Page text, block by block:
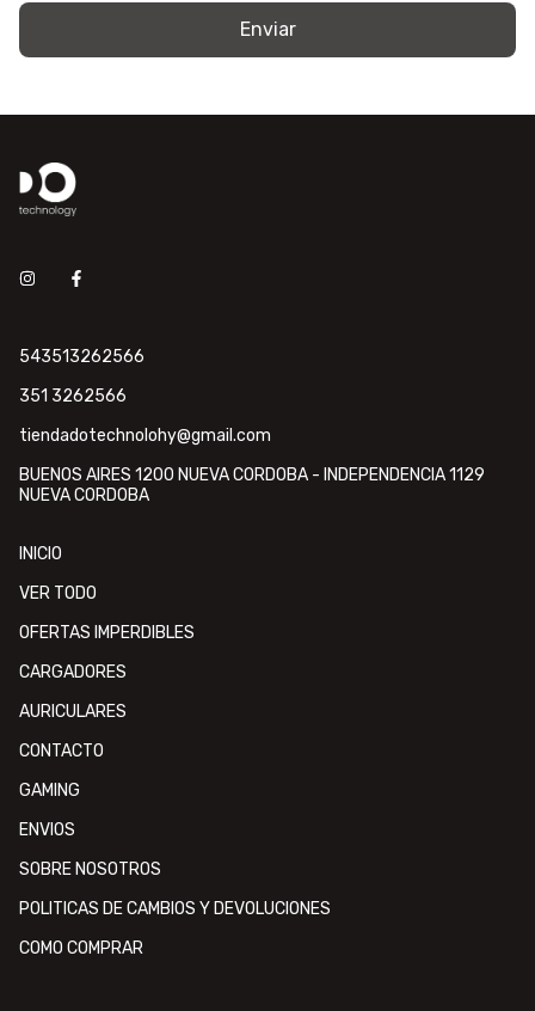
Enviar
543513262566
351 3262566
tiendadotechnolohy@gmail.com
BUENOS AIRES 1200 NUEVA CORDOBA - INDEPENDENCIA 1129
NUEVA CORDOBA
INICIO
VER TODO
OFERTAS IMPERDIBLES
CARGADORES
AURICULARES
CONTACTO
GAMING
ENVIOS
SOBRE NOSOTROS
POLITICAS DE CAMBIOS Y DEVOLUCIONES
COMO COMPRAR